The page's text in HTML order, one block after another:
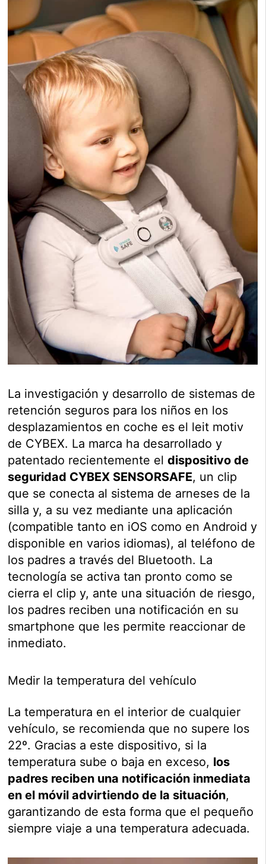
La investigación y desarrollo de sistemas de
retención seguros para los niños en los
desplazamientos en coche es el leit motiv
de CYBEX. La marca ha desarrollado y
patentado recientemente eldispositivo de
seguridad CYBEX SENSORSAFE, un clip
que se conecta al sistema de arneses de la
silla y, a su vez mediante una aplicación
(compatible tanto en iOS como en Android y
disponible en varios idiomas), al teléfono de
los padres a través del Bluetooth. La
tecnología se activa tan pronto como se
cierra el clip y, ante una situación de riesgo,
los padres reciben una notificación en su
smartphone que les permite reaccionar de
inmediato.
Medir la temperatura del vehículo
La temperatura en el interior de cualquier
vehículo, se recomienda que no supere los
22º. Gracias a este dispositivo, si la
temperatura sube o baja en exceso, los
padres reciben una notificación inmediata
en el móvil advirtiendo de la situación,
garantizando de esta forma que el pequeño
siempre viaje a una temperatura adecuada.